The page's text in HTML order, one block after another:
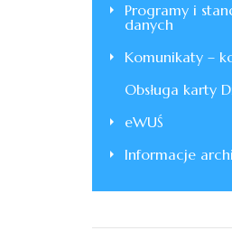
Programy i
danych
Komunikaty –
Obsługa karty
eWUŚ
Informacje